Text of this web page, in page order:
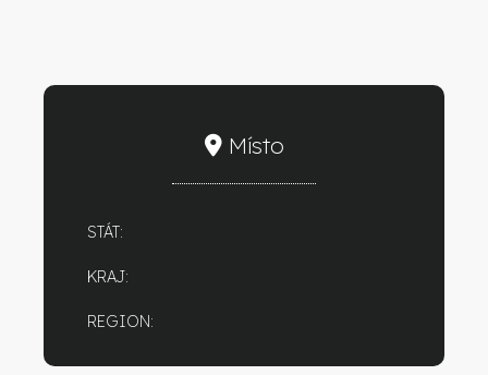
Místo
STÁT:
KRAJ:
REGION: